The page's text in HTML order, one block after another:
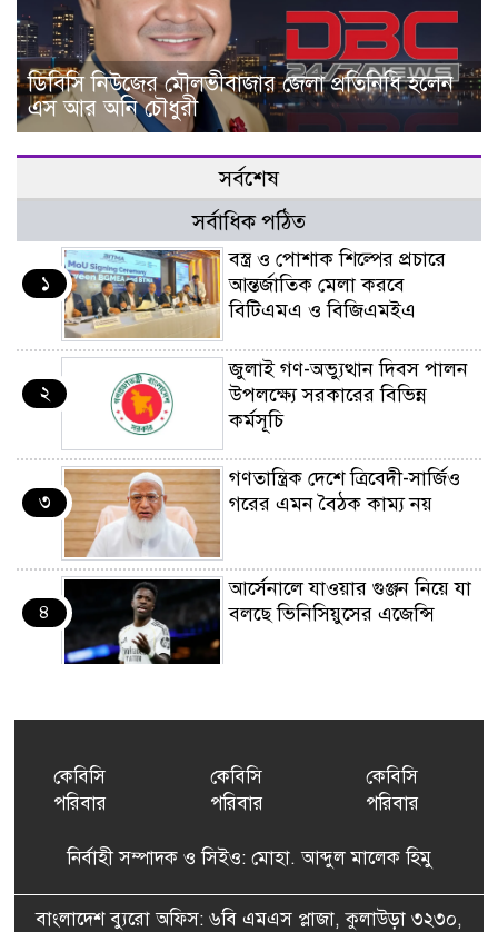
ডিবিসি নিউজের মৌলভীবাজার জেলা প্রতিনিধি হলেন
এস আর অনি চৌধুরী
সর্বশেষ
সর্বাধিক পঠিত
১
বস্ত্র ও পোশাক শিল্পের প্রচারে
আন্তর্জাতিক মেলা করবে
বিটিএমএ ও বিজিএমইএ
২
জুলাই গণ-অভ্যুত্থান দিবস পালন
উপলক্ষ্যে সরকারের বিভিন্ন
কর্মসূচি
৩
গণতান্ত্রিক দেশে ত্রিবেদী-সার্জিও
গরের এমন বৈঠক কাম্য নয়
৪
আর্সেনালে যাওয়ার গুঞ্জন নিয়ে যা
বলছে ভিনিসিয়ুসের এজেন্সি
৫
যুক্তরাষ্ট্র-জাপানের বিরল পদক্ষেপ
বেনজীরের অন্য দেশের পাসপোর্ট
পরিকল্পনা মন্ত্রণালয়ের স্থায়ী
কেবিসি
পরিবার
কেবিসি
পরিবার
কেবিসি
পরিবার
নির্বাহী সম্পাদক ও সিইও: মোহা. আব্দুল মালেক হিমু
বাংলাদেশ ব্যুরো অফিস: ৬বি এমএস প্লাজা, কুলাউড়া ৩২৩০,